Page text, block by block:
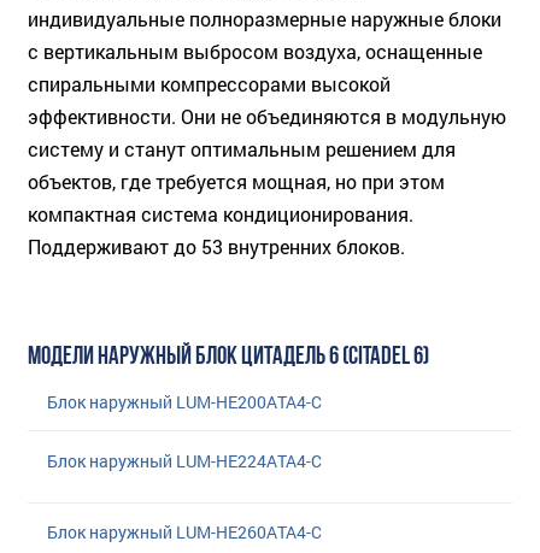
индивидуальные полноразмерные наружные блоки
с вертикальным выбросом воздуха, оснащенные
спиральными компрессорами высокой
эффективности. Они не объединяются в модульную
систему и станут оптимальным решением для
объектов, где требуется мощная, но при этом
компактная система кондиционирования.
Поддерживают до 53 внутренних блоков.
МОДЕЛИ НАРУЖНЫЙ БЛОК ЦИТАДЕЛЬ 6 (CITADEL 6)
Блок наружный LUM-HE200ATA4-C
Блок наружный LUM-HE224ATA4-C
Блок наружный LUM-HE260ATA4-C